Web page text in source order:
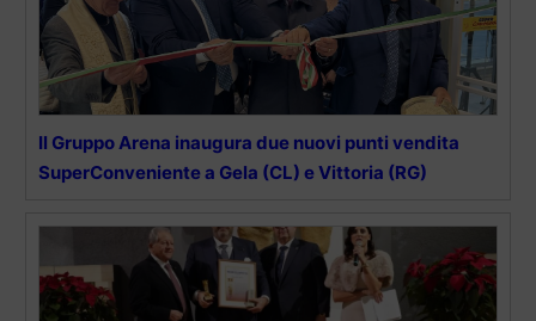
Il Gruppo Arena inaugura due nuovi punti vendita
SuperConveniente a Gela (CL) e Vittoria (RG)